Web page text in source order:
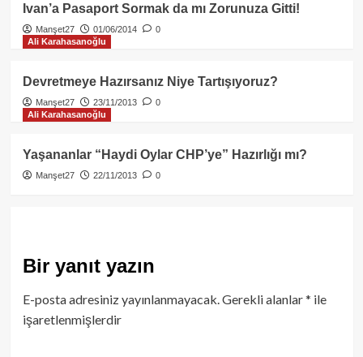
Ivan’a Pasaport Sormak da mı Zorunuza Gitti!
Manşet27 01/06/2014
0
Ali Karahasanoğlu
Devretmeye Hazırsanız Niye Tartışıyoruz?
Manşet27 23/11/2013
0
Ali Karahasanoğlu
Yaşananlar “Haydi Oylar CHP’ye” Hazırlığı mı?
Manşet27 22/11/2013 0
Bir yanıt yazın
E-posta adresiniz yayınlanmayacak. Gerekli alanlar* ile
işaretlenmişlerdir